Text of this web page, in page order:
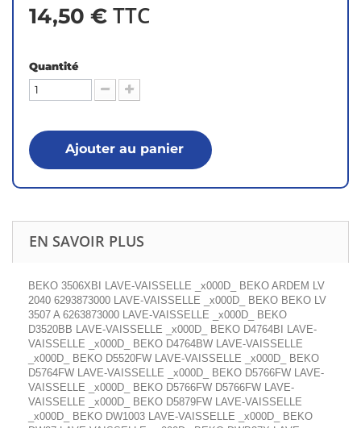
14,50 € TTC
Quantité
Ajouter au panier
EN SAVOIR PLUS
BEKO 3506XBI LAVE-VAISSELLE _x000D_ BEKO ARDEM LV
2040 6293873000 LAVE-VAISSELLE _x000D_ BEKO BEKO LV
3507 A 6263873000 LAVE-VAISSELLE _x000D_ BEKO
D3520BB LAVE-VAISSELLE _x000D_ BEKO D4764BI LAVE-
VAISSELLE _x000D_ BEKO D4764BW LAVE-VAISSELLE
_x000D_ BEKO D5520FW LAVE-VAISSELLE _x000D_ BEKO
D5764FW LAVE-VAISSELLE _x000D_ BEKO D5766FW LAVE-
VAISSELLE _x000D_ BEKO D5766FW D5766FW LAVE-
VAISSELLE _x000D_ BEKO D5879FW LAVE-VAISSELLE
_x000D_ BEKO DW1003 LAVE-VAISSELLE _x000D_ BEKO